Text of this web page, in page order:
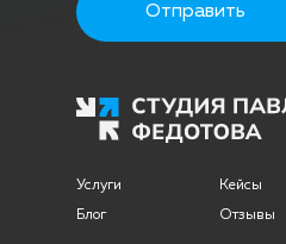
Отправить
Услуги Кейсы
Отзывы
Блог